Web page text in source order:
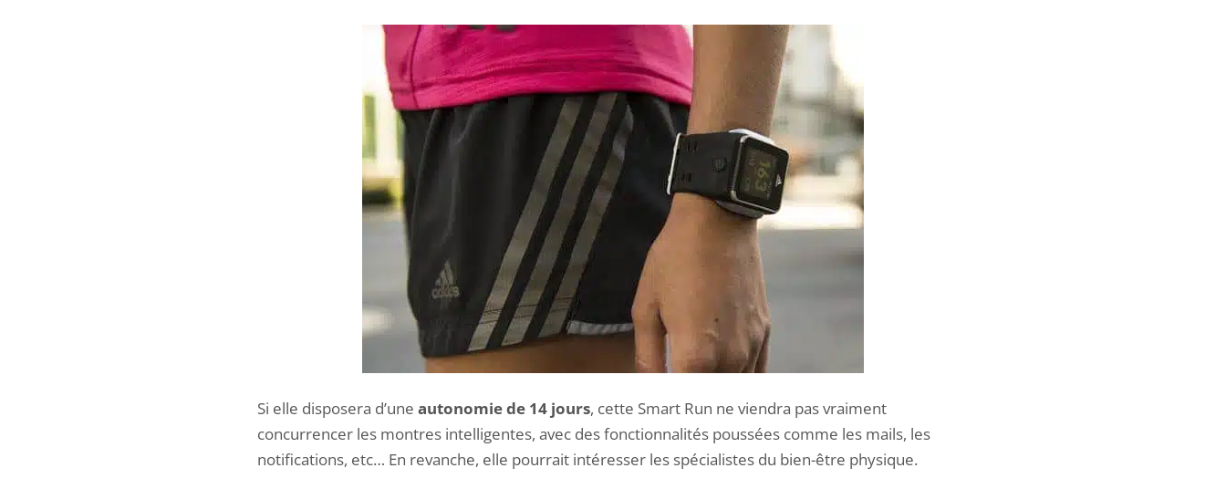
Si elle disposera d’une autonomie de 14 jours, cette Smart Run ne viendra pas vraiment
concurrencer les montres intelligentes, avec des fonctionnalités poussées comme les mails, les
notifications, etc… En revanche, elle pourrait intéresser les spécialistes du bien-être physique.